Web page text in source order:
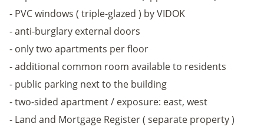
- PVC windows ( triple-glazed ) by VIDOK
- anti-burglary external doors
- only two apartments per floor
- additional common room available to residents
- public parking next to the building
- two-sided apartment / exposure: east, west
- Land and Mortgage Register ( separate property )